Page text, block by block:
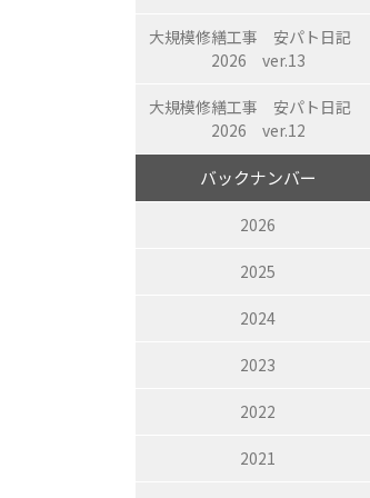
大規模修繕工事 安パト日記
2026 ver.13
大規模修繕工事 安パト日記
2026 ver.12
バックナンバー
2026
2025
2024
2023
2022
2021